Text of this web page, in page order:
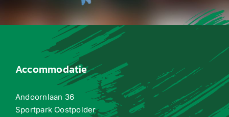
Accommodatie
Andoornlaan 36
Sportpark Oostpolder